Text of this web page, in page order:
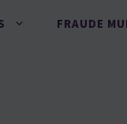
FRAUDE